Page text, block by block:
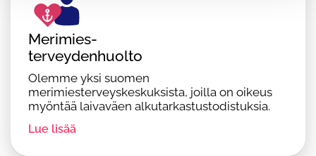
Merimies-
terveydenhuolto
Olemme yksi suomen
merimiesterveyskeskuksista, joilla on oikeus
myöntää laivaväen alkutarkastustodistuksia.
Lue lisää